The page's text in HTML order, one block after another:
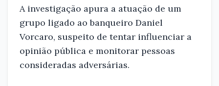
A investigação apura a atuação de um
grupo ligado ao banqueiro Daniel
Vorcaro, suspeito de tentar influenciar a
opinião pública e monitorar pessoas
consideradas adversárias.